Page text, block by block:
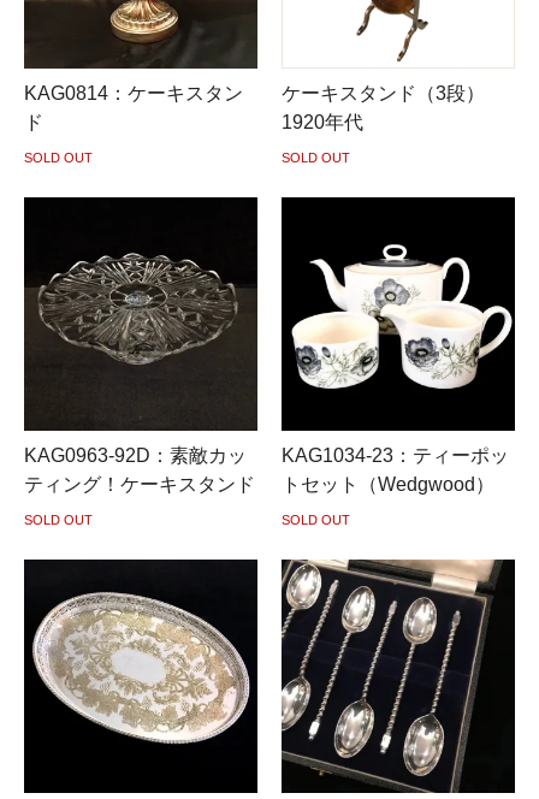
KAG0814：ケーキスタン
ド
SOLD OUT
ケーキスタンド（3段）
1920年代
SOLD OUT
KAG0963-92D：素敵カッ
ティング！ケーキスタンド
SOLD OUT
KAG1034-23：ティーポッ
トセット（Wedgwood）
SOLD OUT